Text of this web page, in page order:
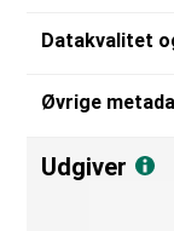
Datakvalitet
Øvrige
Udgiver